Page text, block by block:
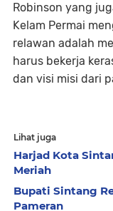
Robinson yang
Kelam Permai
relawan adalah
harus bekerja
dan visi misi dari
Lihat juga
Harjad Kota
Meriah
Bupati Sintang
Pameran